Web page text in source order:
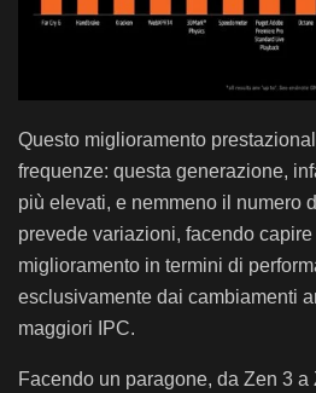
Questo miglioramento
frequenze: questa generazione,
più elevati, e nemmeno il numero
prevede variazioni, facendo capire
miglioramento in termini di
esclusivamente dai cambiamenti
maggiori IPC.
Facendo un paragone, da Zen 3 a